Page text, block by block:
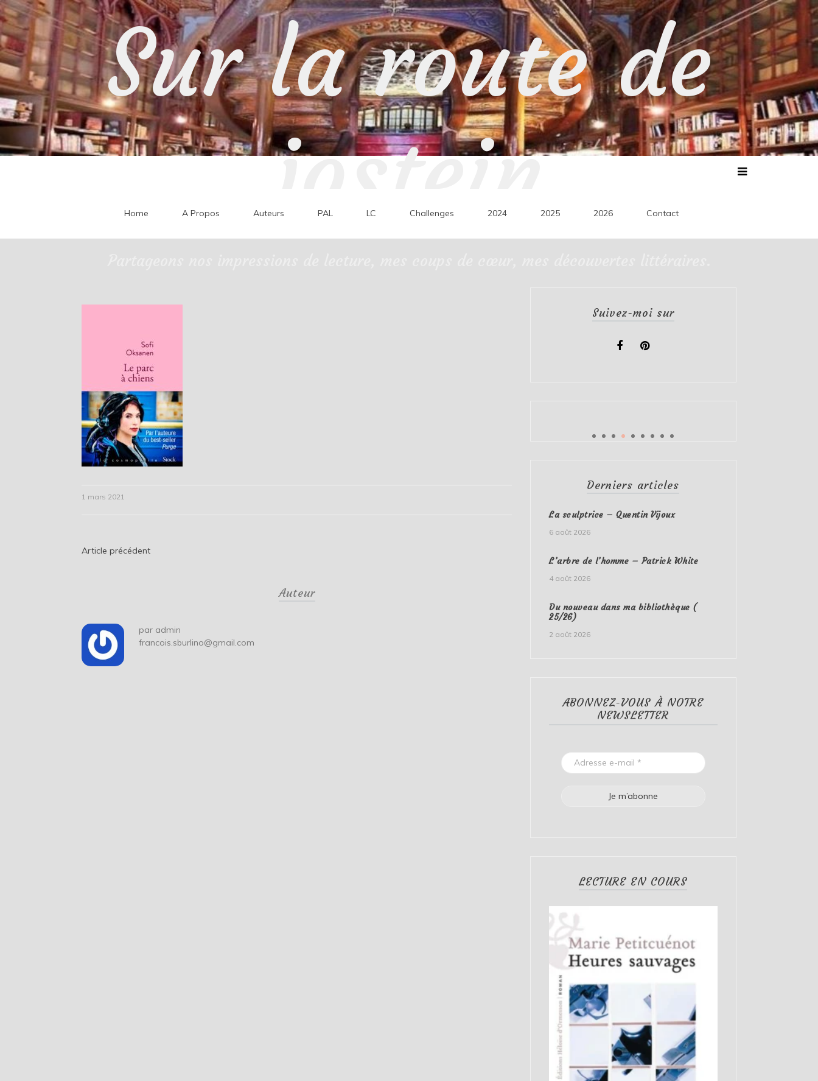
Skip
to
content
Sur la route de
jostein
Home A Propos Auteurs PAL LC Challenges 2024 2025 2026 Contact
1 mars 2021
Navigation
Article précédent
Auteur
par admin
francois.sburlino@gmail.com
Suivez-moi sur
Derniers articles
La sculptrice – Quentin Vijoux
6 août 2026
L’arbre de l’homme – Patrick White
4 août 2026
Du nouveau dans ma bibliothèque (
25/26)
2 août 2026
ABONNEZ-VOUS À NOTRE
NEWSLETTER
LECTURE EN COURS